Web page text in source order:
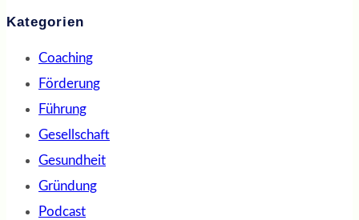
Kategorien
Coaching
Förderung
Führung
Gesellschaft
Gesundheit
Gründung
Podcast